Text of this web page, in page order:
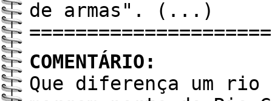
de armas". (...)
COMENTÁRIO:
Que diferença um rio